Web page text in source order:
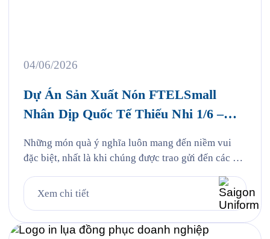
04/06/2026
Dự Án Sản Xuất Nón FTELSmall
Nhân Dịp Quốc Tế Thiếu Nhi 1/6 –
Những món quà ý nghĩa luôn mang đến niềm vui
đặc biệt, nhất là khi chúng được trao gửi đến các em
dịp Quốc tế Thiếu nhi 1/6, Saigon Uniform rất vinh
dự được đồng hành cùng FPT Telecom trong dự án
Xem chi tiết